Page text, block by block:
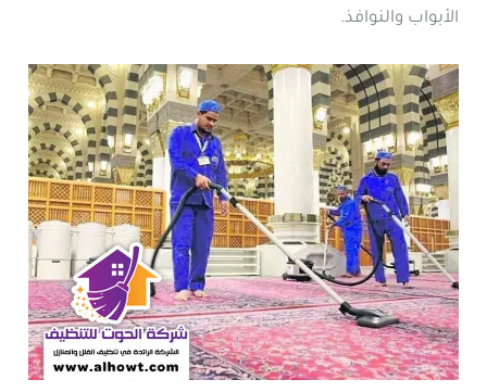
الأبواب والنوافذ.